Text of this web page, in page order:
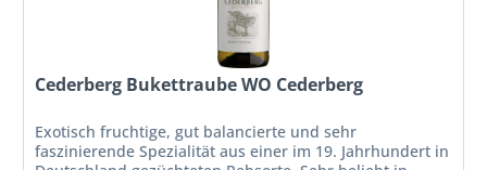
Cederberg Bukettraube WO Cederberg
Exotisch fruchtige, gut balancierte und sehr
faszinierende Spezialität aus einer im 19. Jahrhundert in